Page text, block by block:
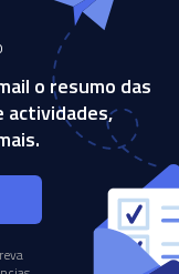
o resumo das
actividades,